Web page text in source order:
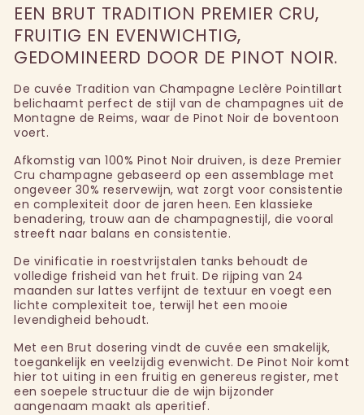
EEN BRUT TRADITION PREMIER CRU,
FRUITIG EN EVENWICHTIG,
GEDOMINEERD DOOR DE PINOT NOIR.
De cuvée Tradition van Champagne Leclère Pointillart
belichaamt perfect de stijl van de champagnes uit de
Montagne de Reims, waar de Pinot Noir de boventoon
voert.
Afkomstig van 100% Pinot Noir druiven, is deze Premier
Cru champagne gebaseerd op een assemblage met
ongeveer 30% reservewijn, wat zorgt voor consistentie
en complexiteit door de jaren heen. Een klassieke
benadering, trouw aan de champagnestijl, die vooral
streeft naar balans en consistentie.
De vinificatie in roestvrijstalen tanks behoudt de
volledige frisheid van het fruit. De rijping van 24
maanden sur lattes verfijnt de textuur en voegt een
lichte complexiteit toe, terwijl het een mooie
levendigheid behoudt.
Met een Brut dosering vindt de cuvée een smakelijk,
toegankelijk en veelzijdig evenwicht. De Pinot Noir komt
hier tot uiting in een fruitig en genereus register, met
een soepele structuur die de wijn bijzonder
aangenaam maakt als aperitief.